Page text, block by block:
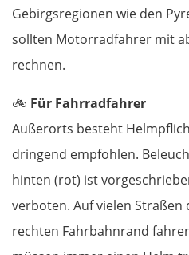
Gebirgsregionen wie den
sollten Motorradfahrer mit
rechnen.
🚲 Für Fahrradfahrer
Außerorts besteht
dringend empfohlen.
hinten (rot) ist
verboten. Auf vielen
rechten Fahrbahnrand
Triest
Padua
Bologna
Forlì